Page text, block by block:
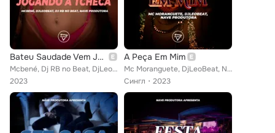
Bateu Saudade Vem Jogando A Tcheca
Mcbené, Dj RB no Beat, DjLeoBeat, NAVE Produtora
2023
A Peça Em Mim
Mc Moranguete, DjLeoBeat, NAVE Produtora
Сингл
2023